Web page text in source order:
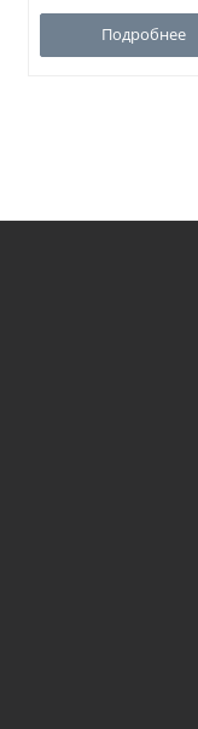
Подробнее